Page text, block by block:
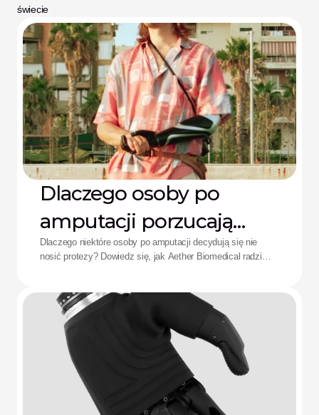
świecie
Dlaczego osoby po
amputacji porzucają
protezy: Rozwiązanie
Dlaczego niektóre osoby po amputacji decydują się nie
nosić protezy? Dowiedz się, jak Aether Biomedical radzi
skomplikowanego sterowania.